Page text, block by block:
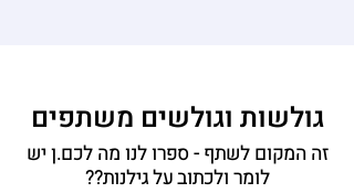
גולשות וגולשים משתפים
זה המקום לשתף - ספרו לנו מה לכם.ן יש
לומר ולכתוב על גילנות??